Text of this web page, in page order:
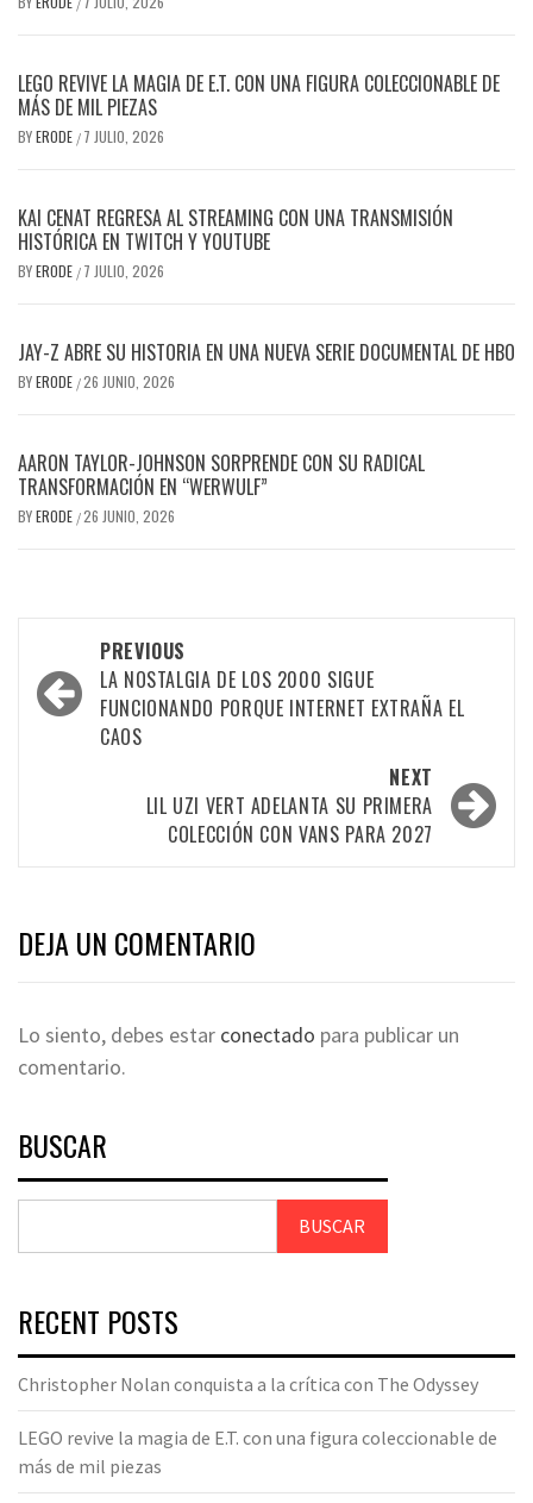
LEGO REVIVE LA MAGIA DE E.T. CON UNA FIGURA COLECCIONABLE DE
MÁS DE MIL PIEZAS
BYERODE / 7 JULIO, 2026
KAI CENAT REGRESA AL STREAMING CON UNA TRANSMISIÓN
HISTÓRICA EN TWITCH Y YOUTUBE
BYERODE / 7 JULIO, 2026
JAY-Z ABRE SU HISTORIA EN UNA NUEVA SERIE DOCUMENTAL DE HBO
BYERODE /26 JUNIO, 2026
AARON TAYLOR-JOHNSON SORPRENDE CON SU RADICAL
TRANSFORMACIÓN EN “WERWULF”
BYERODE /26 JUNIO, 2026
PREVIOUS
LA NOSTALGIA DE LOS 2000 SIGUE
FUNCIONANDO PORQUE INTERNET EXTRAÑA EL
CAOS
NEXT
LIL UZI VERT ADELANTA SU PRIMERA
COLECCIÓN CON VANS PARA 2027
DEJA UN COMENTARIO
Lo siento, debes estar conectado para publicar un
comentario.
BUSCAR
BUSCAR
RECENT POSTS
Christopher Nolan conquista a la crítica con The Odyssey
LEGO revive la magia de E.T. con una figura coleccionable de
más de mil piezas